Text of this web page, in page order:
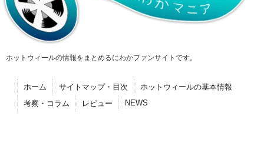
ホットウィールの情報をまとめるにわかファンサイトです。
ホーム サイトマップ・目次
ホットウィールの基本情報
考察・コラム
レビュー NEWS